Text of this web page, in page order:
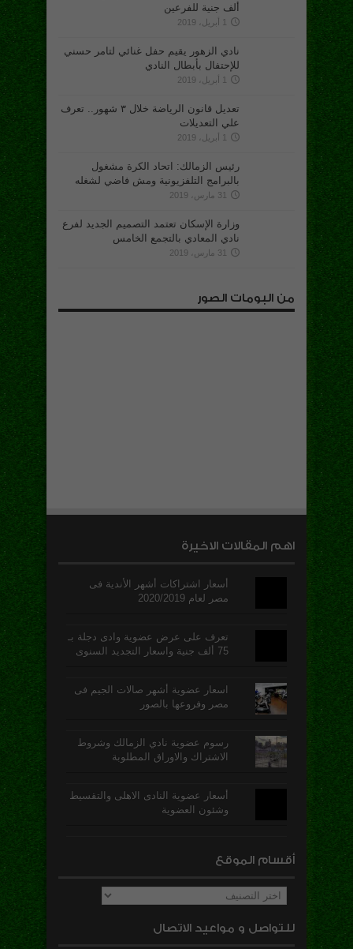
ألف جنية للفرعين
1 أبريل، 2019
نادي الزهور يقيم حفل غنائي لتامر حسني
للإحتفال بأبطال النادي
1 أبريل، 2019
تعديل قانون الرياضة خلال ٣ شهور.. تعرف
علي التعديلات
1 أبريل، 2019
رئيس الزمالك: اتحاد الكرة مشغول
بالبرامج التلفزيونية ومش فاضي لشغله
31 مارس، 2019
وزارة الإسكان تعتمد التصميم الجديد لفرع
نادي المعادي بالتجمع الخامس
31 مارس، 2019
من البومات الصور
اهم المقالات الاخيرة
أسعار اشتراكات أشهر الأندية فى
مصر لعام 2020/2019
تعرف على عرض عضوية وادى دجلة بـ
75 ألف جنية واسعار التجديد السنوى
اسعار عضوية أشهر صالات الجيم فى
مصر وفروعها بالصور
رسوم عضوية نادي الزمالك وشروط
الاشتراك والاوراق المطلوبة
أسعار عضوية النادى الاهلى والتقسيط
وشئون العضوية
أقسام الموقع
أقسام
الموقع
للتواصل و مواعيد الاتصال